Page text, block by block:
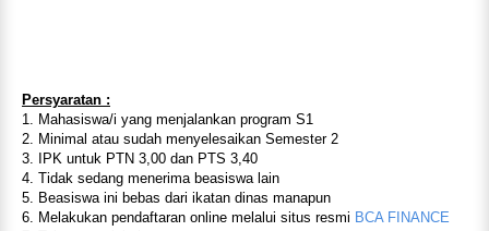
Persyaratan :
1. Mahasiswa/i yang menjalankan program S1
2. Minimal atau sudah menyelesaikan Semester 2
3. IPK untuk PTN 3,00 dan PTS 3,40
4. Tidak sedang menerima beasiswa lain
5. Beasiswa ini bebas dari ikatan dinas manapun
6. Melakukan pendaftaran online melalui situs resmi BCA FINANCE